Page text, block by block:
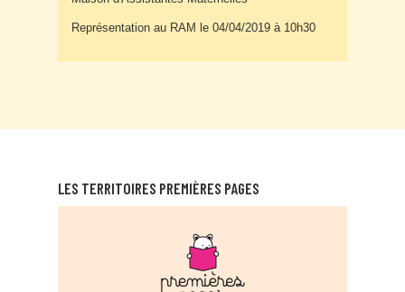
Représentation au RAM le 04/04/2019 à 10h30
LES TERRITOIRES PREMIÈRES PAGES